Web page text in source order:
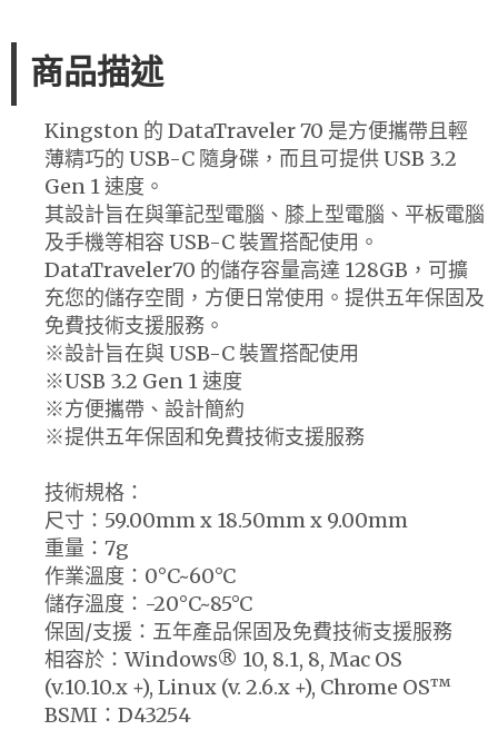
商品描述
Kingston 的 DataTraveler 70 是方便攜帶且輕
薄精巧的 USB-C 隨身碟，而且可提供 USB 3.2
Gen 1 速度。
其設計旨在與筆記型電腦、膝上型電腦、平板電腦
及手機等相容 USB-C 裝置搭配使用。
DataTraveler70 的儲存容量高達 128GB，可擴
充您的儲存空間，方便日常使用。提供五年保固及
免費技術支援服務。
※設計旨在與 USB-C 裝置搭配使用
※USB 3.2 Gen 1 速度
※方便攜帶、設計簡約
※提供五年保固和免費技術支援服務
技術規格：
尺寸：59.00mm x 18.50mm x 9.00mm
重量：7g
作業溫度：0°C~60°C
儲存溫度：-20°C~85°C
保固/支援：五年產品保固及免費技術支援服務
相容於：Windows® 10, 8.1, 8, Mac OS
(v.10.10.x +), Linux (v. 2.6.x +), Chrome OS™
BSMI：D43254